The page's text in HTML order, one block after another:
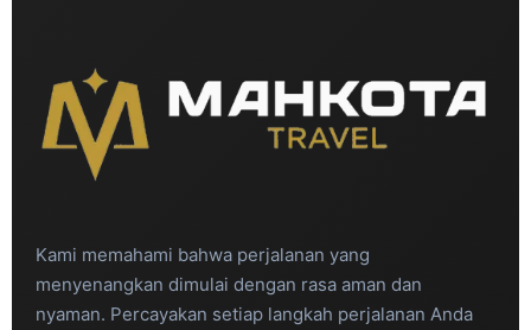
Kami memahami bahwa perjalanan yang
menyenangkan dimulai dengan rasa aman dan
nyaman. Percayakan setiap langkah perjalanan Anda